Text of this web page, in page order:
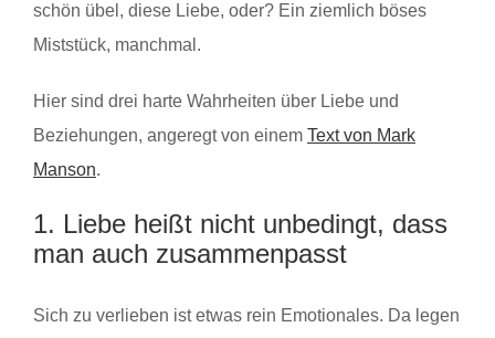
schön übel, diese Liebe, oder? Ein ziemlich böses
Miststück, manchmal.
Hier sind drei harte Wahrheiten über Liebe und
Beziehungen, angeregt von einem Text von Mark
Manson.
1. Liebe heißt nicht unbedingt, dass
man auch zusammenpasst
Sich zu verlieben ist etwas rein Emotionales. Da legen